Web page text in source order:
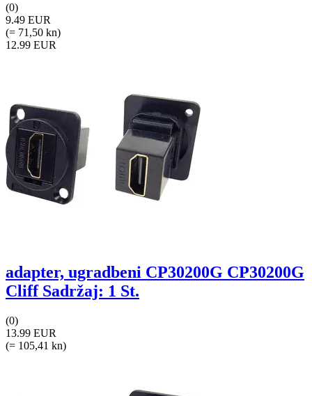
(0)
9.49 EUR
(= 71,50 kn)
12.99 EUR
adapter, ugradbeni CP30200G CP30200G
Cliff Sadržaj: 1 St.
(0)
13.99 EUR
(= 105,41 kn)